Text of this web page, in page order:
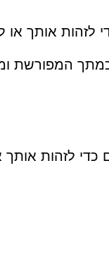
לזהות אותך
המפורשת
לזהות אותך